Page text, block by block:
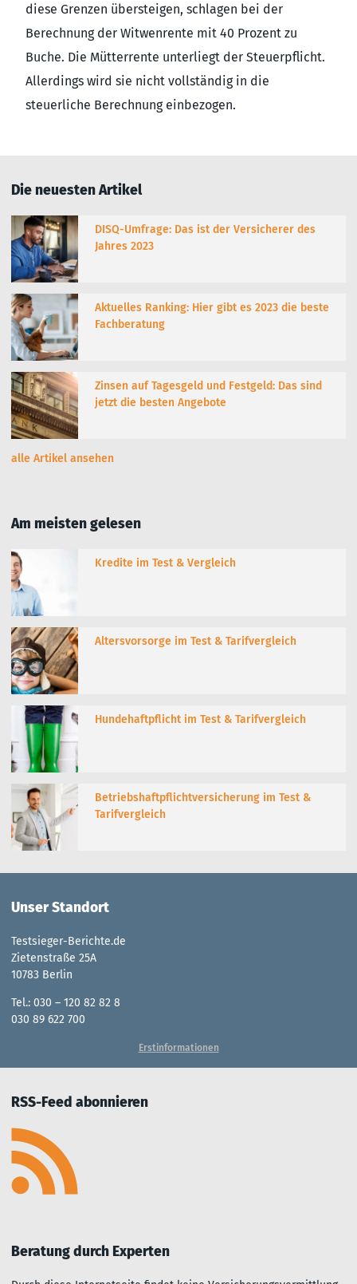
diese Grenzen übersteigen, schlagen bei der
Berechnung der Witwenrente mit 40 Prozent zu
Buche. Die Mütterrente unterliegt der Steuerpflicht.
Allerdings wird sie nicht vollständig in die
steuerliche Berechnung einbezogen.
Die neuesten Artikel
DISQ-Umfrage: Das ist der Versicherer des
Jahres 2023
Aktuelles Ranking: Hier gibt es 2023 die beste
Fachberatung
Zinsen auf Tagesgeld und Festgeld: Das sind
jetzt die besten Angebote
alle Artikel ansehen
Am meisten gelesen
Kredite im Test & Vergleich
Altersvorsorge im Test & Tarifvergleich
Hundehaftpflicht im Test & Tarifvergleich
Betriebshaftpflichtversicherung im Test &
Tarifvergleich
Unser Standort
Testsieger-Berichte.de
Zietenstraße 25A
10783 Berlin
Tel.: 030 – 120 82 82 8
030 89 622 700
Erstinformationen
RSS-Feed abonnieren
Beratung durch Experten